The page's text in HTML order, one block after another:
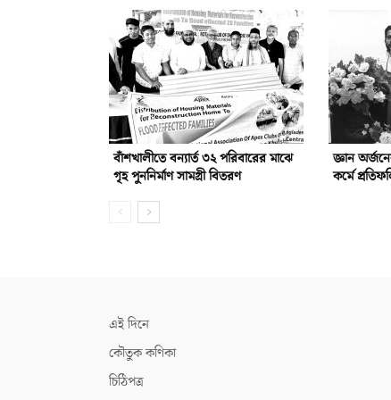
বাঁশখালীতে বন্যার্ত ৩২ পরিবারের মাঝে
গৃহ পুননির্মাণ সামগ্রী বিতরণ
জ্ঞান
কর্মে
এই দিনে
কৌতুক কণিকা
চিঠিপত্র